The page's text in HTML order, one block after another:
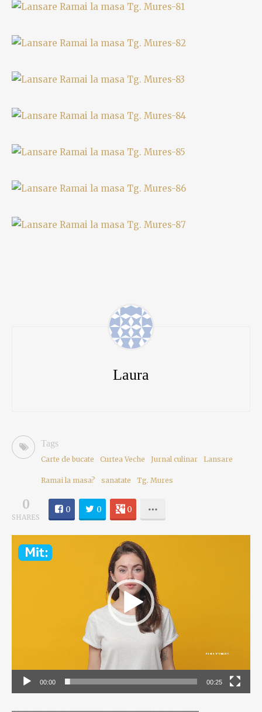
Laura
Tags
Carte de bucate Curtea Veche Jurnal culinar Lansare
Ramai la masa? sanatate Tg. Mures
0
SHARES
0 0 0
Player
00:00 00:25